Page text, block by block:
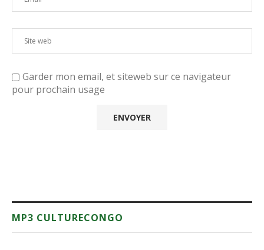
Garder mon email, et siteweb sur ce navigateur
pour prochain usage
MP3 CULTURECONGO